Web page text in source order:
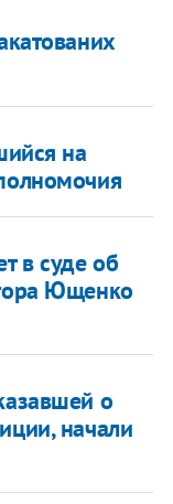
на
в суде об
Ющенко
о
начали